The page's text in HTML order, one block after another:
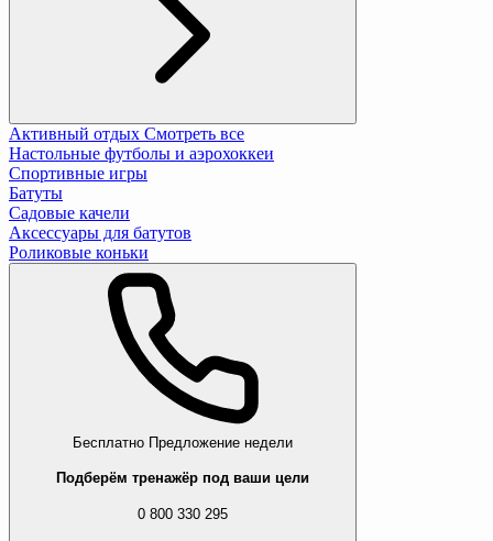
Активный отдых Смотреть все
Настольные футболы и аэрохоккеи
Спортивные игры
Батуты
Садовые качели
Аксессуары для батутов
Роликовые коньки
Бесплатно Предложение недели
Подберём тренажёр под ваши цели
0 800 330 295